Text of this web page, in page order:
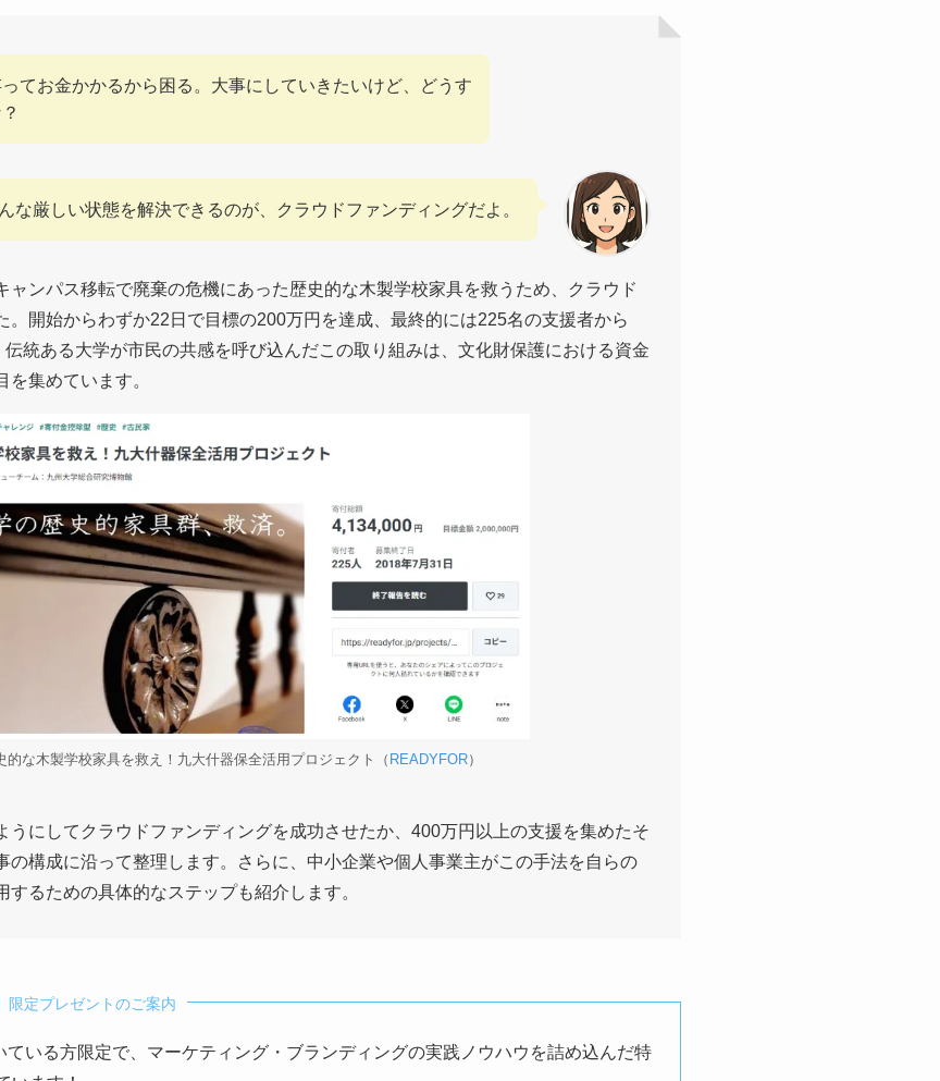
てお金かかるから困る。大事にしていきたいけど、どうす
な厳しい状態を解決できるのが、クラウドファンディングだよ。
ャンパス移転で廃棄の危機にあった歴史的な木製学校家具を救うため、クラウド
。開始からわずか22日で目標の200万円を達成、最終的には225名の支援者から
統ある大学が市民の共感を呼び込んだこの取り組みは、文化財保護における資金
集めています。
的な木製学校家具を救え！九大什器保全活用プロジェクト（ READYFOR）
うにしてクラウドファンディングを成功させたか、400万円以上の支援を集めたそ
の構成に沿って整理します。さらに、中小企業や個人事業主がこの手法を自らの
るための具体的なステップも紹介します。
限定プレゼントのご案内
ている方限定で、マーケティング・ブランディングの実践ノウハウを詰め込んだ特